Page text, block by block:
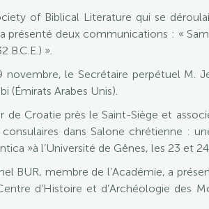
of Biblical Literature qui se
présenté deux communications : «
B.C.E.) ».
le Secrétaire perpétuel M.
(Émirats Arabes Unis).
de Croatie près le Saint-Siège et
dans Salone chrétienne :
»à l’Université de Gênes, les 23 et
BUR, membre de l’Académie, a
d’Histoire et d’Archéologie des